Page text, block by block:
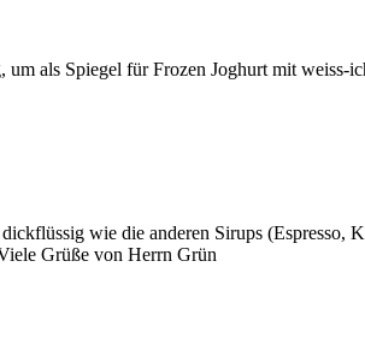
als Spiegel für Frozen Joghurt mit weiss-
wie die anderen Sirups (Espresso,
Grüße von Herrn Grün